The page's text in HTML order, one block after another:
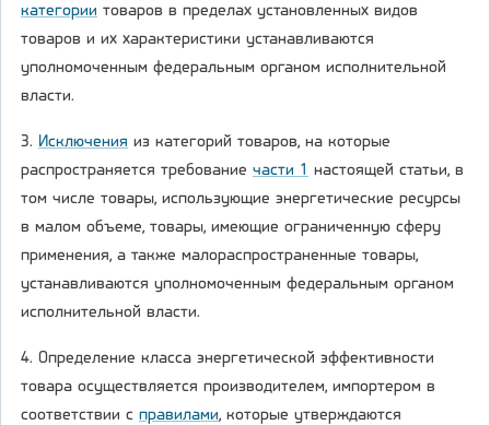
категории товаров в пределах установленных видов
товаров и их характеристики устанавливаются
уполномоченным федеральным органом исполнительной
власти.
3. Исключения из категорий товаров, на которые
распространяется требование части 1 настоящей статьи, в
том числе товары, использующие энергетические ресурсы
в малом объеме, товары, имеющие ограниченную сферу
применения, а также малораспространенные товары,
устанавливаются уполномоченным федеральным органом
исполнительной власти.
4. Определение класса энергетической эффективности
товара осуществляется производителем, импортером в
соответствии с правилами, которые утверждаются